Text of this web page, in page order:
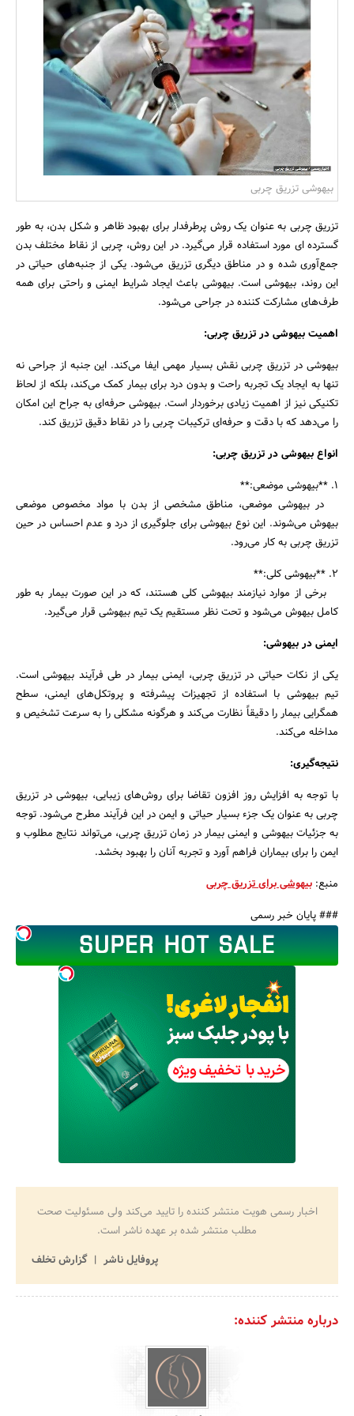
بانک، بیمه و سرمایه
مسکن و ساختمان
جستجو
بیهوشی تزریق چربی
تزریق چربی به عنوان یک روش پرطرفدار برای بهبود ظاهر و شکل بدن، به طور
گسترده ای مورد استفاده قرار می‌گیرد. در این روش، چربی از نقاط مختلف بدن
جمع‌آوری شده و در مناطق دیگری تزریق می‌شود. یکی از جنبه‌های حیاتی در
این روند، بیهوشی است. بیهوشی باعث ایجاد شرایط ایمنی و راحتی برای همه
طرف‌های مشارکت کننده در جراحی می‌شود.
اهمیت بیهوشی در تزریق چربی:
بیهوشی در تزریق چربی نقش بسیار مهمی ایفا می‌کند. این جنبه از جراحی نه
تنها به ایجاد یک تجربه راحت و بدون درد برای بیمار کمک می‌کند، بلکه از لحاظ
تکنیکی نیز از اهمیت زیادی برخوردار است. بیهوشی حرفه‌ای به جراح این امکان
را می‌دهد که با دقت و حرفه‌ای ترکیبات چربی را در نقاط دقیق تزریق کند.
انواع بیهوشی در تزریق چربی:
1. **بیهوشی موضعی:**
در بیهوشی موضعی، مناطق مشخصی از بدن با مواد مخصوص موضعی
بیهوش می‌شوند. این نوع بیهوشی برای جلوگیری از درد و عدم احساس در حین
تزریق چربی به کار می‌رود.
2. **بیهوشی کلی:**
برخی از موارد نیازمند بیهوشی کلی هستند، که در این صورت بیمار به طور
کامل بیهوش می‌شود و تحت نظر مستقیم یک تیم بیهوشی قرار می‌گیرد.
ایمنی در بیهوشی:
یکی از نکات حیاتی در تزریق چربی، ایمنی بیمار در طی فرآیند بیهوشی است.
تیم بیهوشی با استفاده از تجهیزات پیشرفته و پروتکل‌های ایمنی، سطح
همگرایی بیمار را دقیقاً نظارت می‌کند و هرگونه مشکلی را به سرعت تشخیص و
مداخله می‌کند.
نتیجه‌گیری:
با توجه به افزایش روز افزون تقاضا برای روش‌های زیبایی، بیهوشی در تزریق
چربی به عنوان یک جزء بسیار حیاتی و ایمن در این فرآیند مطرح می‌شود. توجه
به جزئیات بیهوشی و ایمنی بیمار در زمان تزریق چربی، می‌تواند نتایج مطلوب و
ایمن را برای بیماران فراهم آورد و تجربه آنان را بهبود بخشد.
منبع: بیهوشی برای تزریق چربی
### پایان خبر رسمی
اخبار رسمی هویت منتشر کننده را تایید می‌کند ولی مسئولیت صحت
مطلب منتشر شده بر عهده ناشر است.
پروفایل ناشر
گزارش تخلف
درباره منتشر کننده: